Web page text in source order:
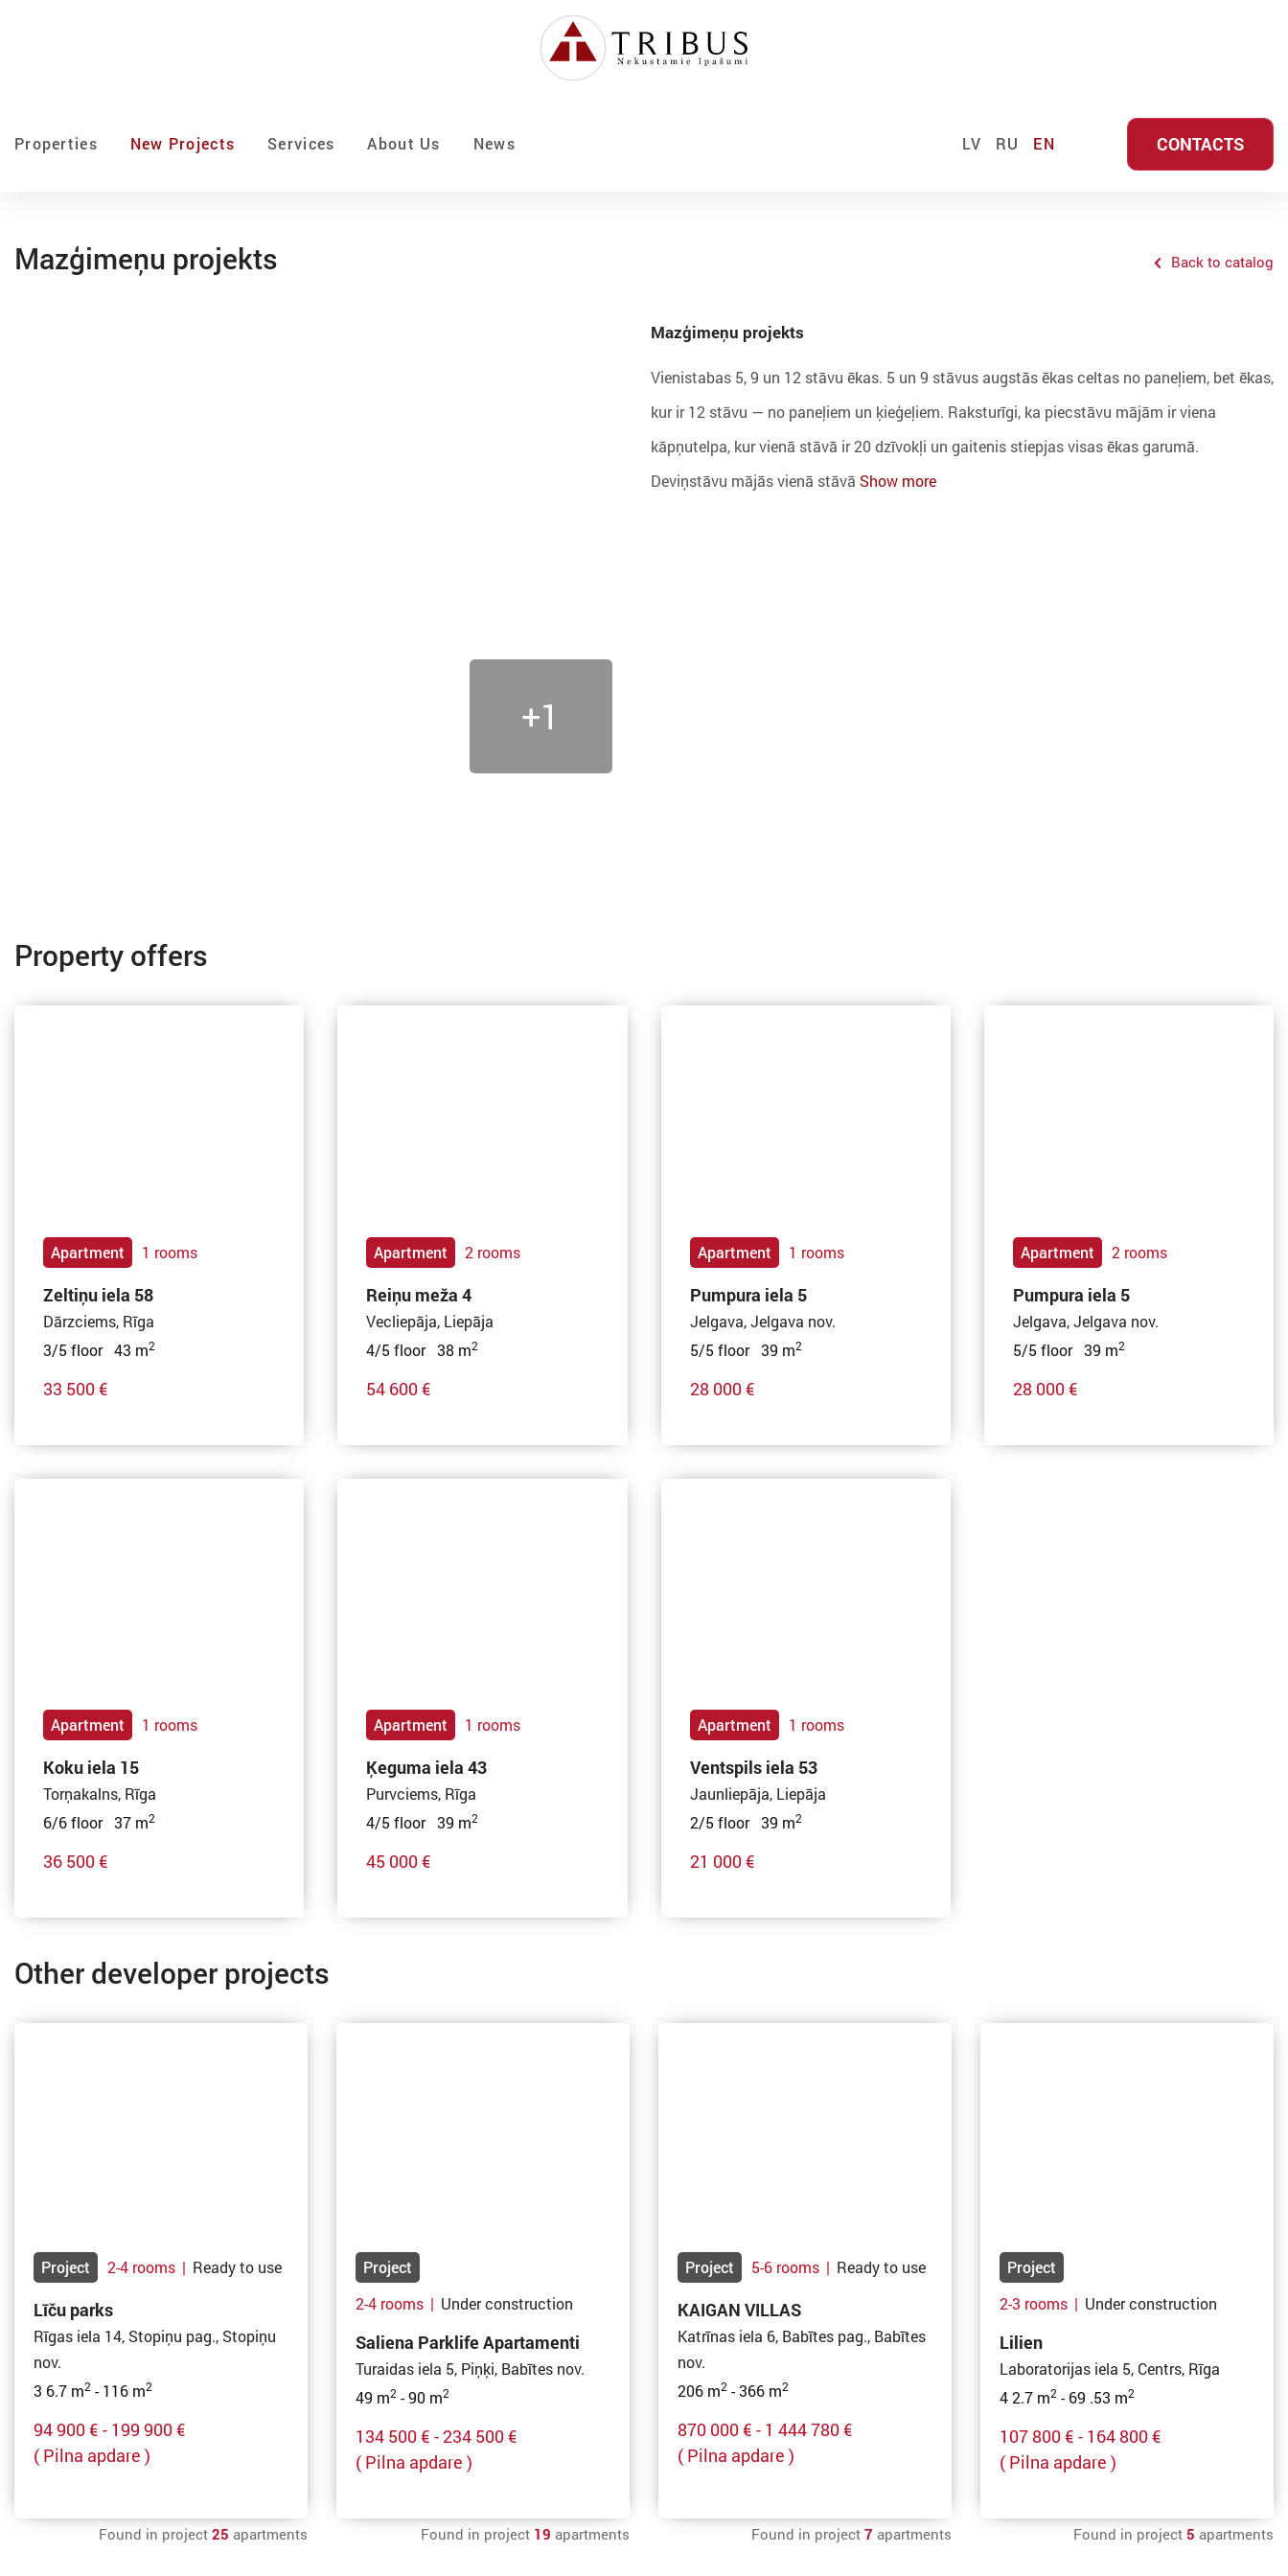
Properties New Projects Services About Us News LV RU EN CONTACTS
Mazģimeņu projekts Back to catalog
+1
Mazģimeņu projekts
Vienistabas 5, 9 un 12 stāvu ēkas. 5 un 9 stāvus augstās ēkas celtas no paneļiem, bet ēkas,
kur ir 12 stāvu — no paneļiem un ķieģeļiem. Raksturīgi, ka piecstāvu mājām ir viena
kāpņutelpa, kur vienā stāvā ir 20 dzīvokļi un gaitenis stiepjas visas ēkas garumā.
Deviņstāvu mājās vienā stāvā Show more
Property offers
Apartment 1 rooms
Zeltiņu iela 58
Dārzciems, Rīga
3/5 floor 43 m2
33 500 €
Apartment 2 rooms
Reiņu meža 4
Vecliepāja, Liepāja
4/5 floor 38 m2
54 600 €
Apartment 1 rooms
Pumpura iela 5
Jelgava, Jelgava nov.
5/5 floor 39 m2
28 000 €
Apartment 2 rooms
Pumpura iela 5
Jelgava, Jelgava nov.
5/5 floor 39 m2
28 000 €
Apartment 1 rooms
Koku iela 15
Torņakalns, Rīga
6/6 floor 37 m2
36 500 €
Apartment 1 rooms
Ķeguma iela 43
Purvciems, Rīga
4/5 floor 39 m2
45 000 €
Apartment 1 rooms
Ventspils iela 53
Jaunliepāja, Liepāja
2/5 floor 39 m2
21 000 €
Other developer projects
Project 2-4 rooms | Ready to use
Līču parks
Rīgas iela 14, Stopiņu pag., Stopiņu
nov.
3 6.7 m2 - 116 m2
94 900 € - 199 900 €
( Pilna apdare )
Found in project 25 apartments
Project
2-4 rooms | Under construction
Saliena Parklife Apartamenti
Turaidas iela 5, Piņķi, Babītes nov.
49 m2 - 90 m2
134 500 € - 234 500 €
( Pilna apdare )
Found in project 19 apartments
Project 5-6 rooms | Ready to use
KAIGAN VILLAS
Katrīnas iela 6, Babītes pag., Babītes
nov.
206 m2 - 366 m2
870 000 € - 1 444 780 €
( Pilna apdare )
Found in project 7 apartments
Project
2-3 rooms | Under construction
Lilien
Laboratorijas iela 5, Centrs, Rīga
4 2.7 m2 - 69 .53 m2
107 800 € - 164 800 €
( Pilna apdare )
Found in project 5 apartments